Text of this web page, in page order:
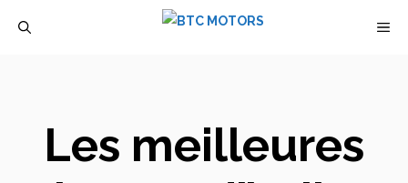
Les meilleures